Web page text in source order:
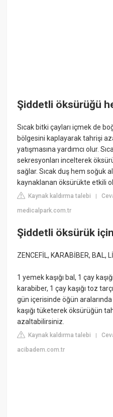
Şiddetli öksürüğü
Sıcak bitki çayları içmek de
bölgesini kaplayarak tahrişi
yatışmasına yardımcı olur.
sekresyonları incelterek
sağlar. Sıcak duş hem soğuk
kaynaklanan öksürükte etkili
Kaynak kaldırma talebi |
medicalpark.com.tr
Şiddetli öksürük için
ZENCEFİL, KARABİBER, BAL,
1 yemek kaşığı bal, 1 çay
karabiber, 1 çay kaşığı toz
gün içerisinde öğün
kaşığı tüketerek öksürüğün
azaltabilirsiniz.
Kaynak kaldırma talebi |
acibadem.com.tr